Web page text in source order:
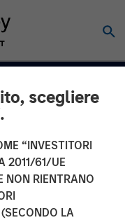
scegliere
“INVESTITORI
2011/61/UE
NON RIENTRANO
LA